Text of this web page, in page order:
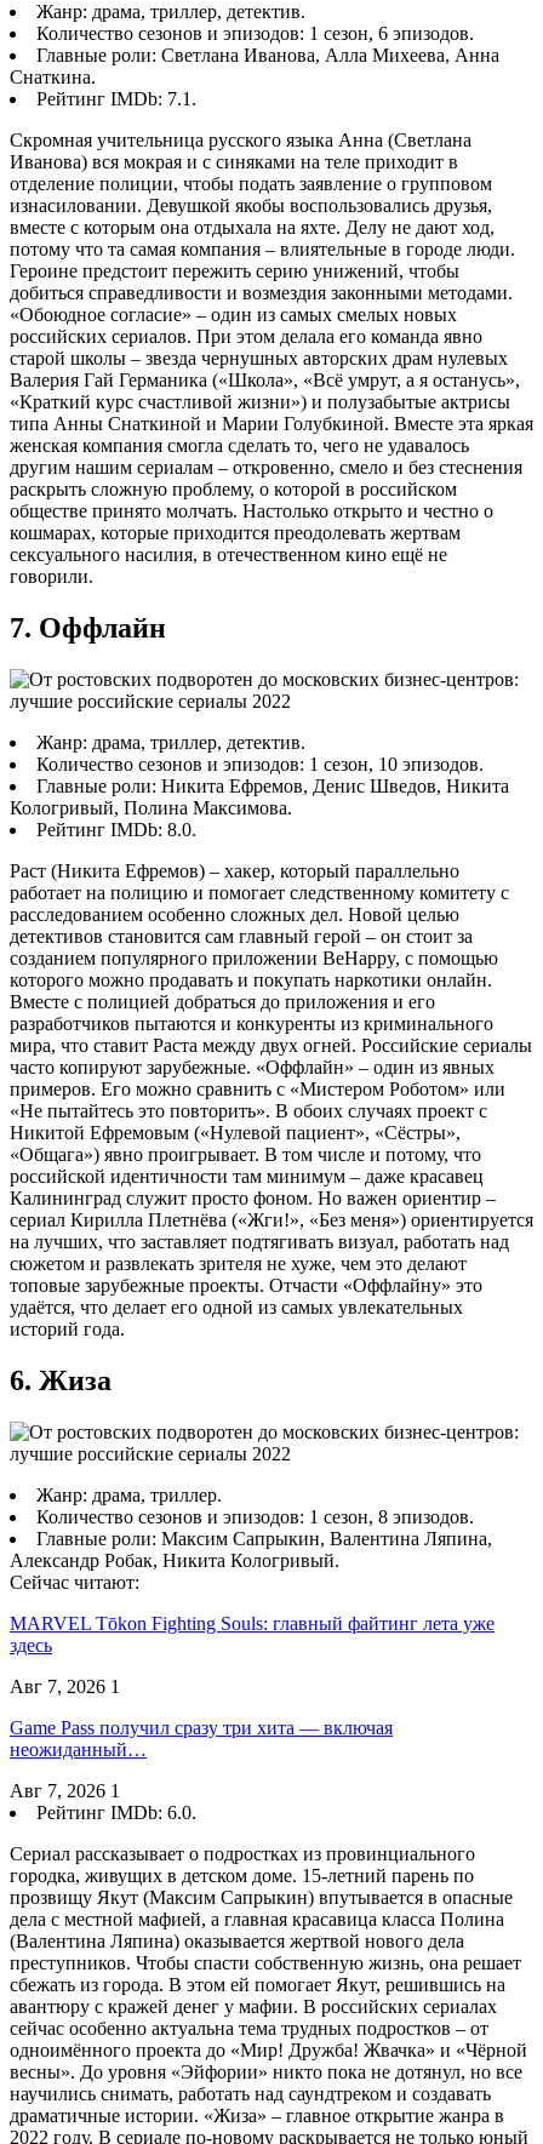
Жанр: драма, триллер, детектив.
Количество сезонов и эпизодов: 1 сезон, 6 эпизодов.
Главные роли: Светлана Иванова, Алла Михеева, Анна
Снаткина.
Рейтинг IMDb: 7.1.
Скромная учительница русского языка Анна (Светлана
Иванова) вся мокрая и с синяками на теле приходит в
отделение полиции, чтобы подать заявление о групповом
изнасиловании. Девушкой якобы воспользовались друзья,
вместе с которым она отдыхала на яхте. Делу не дают ход,
потому что та самая компания – влиятельные в городе люди.
Героине предстоит пережить серию унижений, чтобы
добиться справедливости и возмездия законными методами.
«Обоюдное согласие» – один из самых смелых новых
российских сериалов. При этом делала его команда явно
старой школы – звезда чернушных авторских драм нулевых
Валерия Гай Германика («Школа», «Всё умрут, а я останусь»,
«Краткий курс счастливой жизни») и полузабытые актрисы
типа Анны Снаткиной и Марии Голубкиной. Вместе эта яркая
женская компания смогла сделать то, чего не удавалось
другим нашим сериалам – откровенно, смело и без стеснения
раскрыть сложную проблему, о которой в российском
обществе принято молчать. Настолько открыто и честно о
кошмарах, которые приходится преодолевать жертвам
сексуального насилия, в отечественном кино ещё не
говорили.
7. Оффлайн
Жанр: драма, триллер, детектив.
Количество сезонов и эпизодов: 1 сезон, 10 эпизодов.
Главные роли: Никита Ефремов, Денис Шведов, Никита
Кологривый, Полина Максимова.
Рейтинг IMDb: 8.0.
Раст (Никита Ефремов) – хакер, который параллельно
работает на полицию и помогает следственному комитету с
расследованием особенно сложных дел. Новой целью
детективов становится сам главный герой – он стоит за
созданием популярного приложении BeHappy, с помощью
которого можно продавать и покупать наркотики онлайн.
Вместе с полицией добраться до приложения и его
разработчиков пытаются и конкуренты из криминального
мира, что ставит Раста между двух огней. Российские сериалы
часто копируют зарубежные. «Оффлайн» – один из явных
примеров. Его можно сравнить с «Мистером Роботом» или
«Не пытайтесь это повторить». В обоих случаях проект с
Никитой Ефремовым («Нулевой пациент», «Сёстры»,
«Общага») явно проигрывает. В том числе и потому, что
российской идентичности там минимум – даже красавец
Калининград служит просто фоном. Но важен ориентир –
сериал Кирилла Плетнёва («Жги!», «Без меня») ориентируется
на лучших, что заставляет подтягивать визуал, работать над
сюжетом и развлекать зрителя не хуже, чем это делают
топовые зарубежные проекты. Отчасти «Оффлайну» это
удаётся, что делает его одной из самых увлекательных
историй года.
6. Жиза
Жанр: драма, триллер.
Количество сезонов и эпизодов: 1 сезон, 8 эпизодов.
Главные роли: Максим Сапрыкин, Валентина Ляпина,
Александр Робак, Никита Кологривый.
Сейчас читают:
MARVEL Tōkon Fighting Souls: главный файтинг лета уже
здесь
Авг 7, 2026 1
Game Pass получил сразу три хита — включая
неожиданный…
Авг 7, 2026 1
Рейтинг IMDb: 6.0.
Сериал рассказывает о подростках из провинциального
городка, живущих в детском доме. 15-летний парень по
прозвищу Якут (Максим Сапрыкин) впутывается в опасные
дела с местной мафией, а главная красавица класса Полина
(Валентина Ляпина) оказывается жертвой нового дела
преступников. Чтобы спасти собственную жизнь, она решает
сбежать из города. В этом ей помогает Якут, решившись на
авантюру с кражей денег у мафии. В российских сериалах
сейчас особенно актуальна тема трудных подростков – от
одноимённого проекта до «Мир! Дружба! Жвачка» и «Чёрной
весны». До уровня «Эйфории» никто пока не дотянул, но все
научились снимать, работать над саундтреком и создавать
драматичные истории. «Жиза» – главное открытие жанра в
2022 году. В сериале по-новому раскрывается не только юный